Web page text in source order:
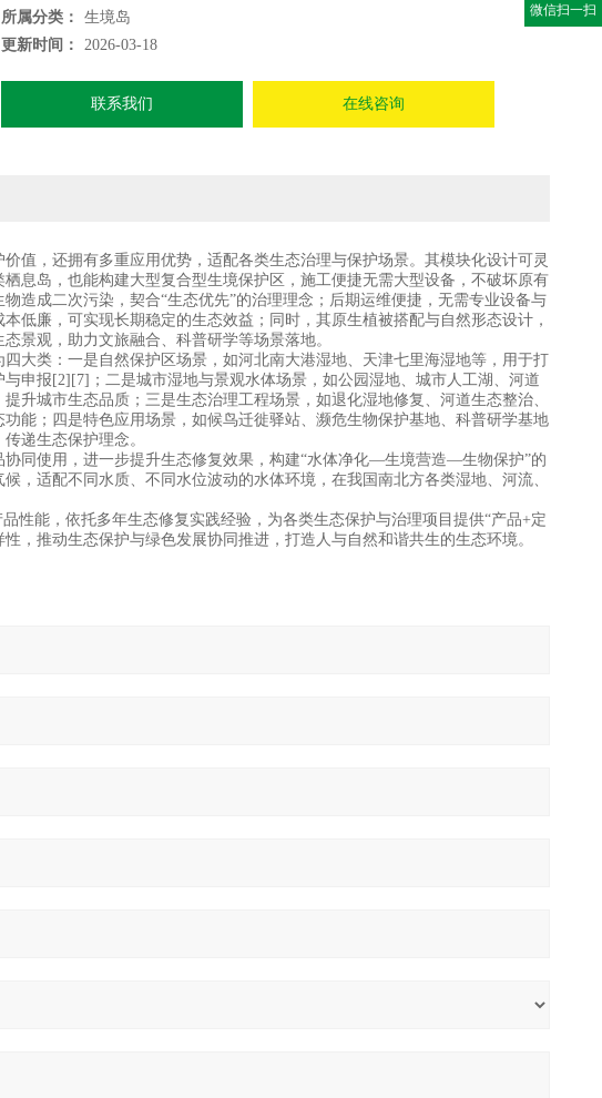
所属分类：
生境岛
更新时间：
2026-03-18
联系我们 在线咨询
值，还拥有多重应用优势，适配各类生态治理与保护场景。其模块化设计可灵
息岛，也能构建大型复合型生境保护区，施工便捷无需大型设备，不破坏原有
造成二次污染，契合“生态优先”的治理理念；后期运维便捷，无需专业设备与
低廉，可实现长期稳定的生态效益；同时，其原生植被搭配与自然形态设计，
景观，助力文旅融合、科普研学等场景落地。
大类：一是自然保护区场景，如河北南大港湿地、天津七里海湿地等，用于打
申报[2][7]；二是城市湿地与景观水体场景，如公园湿地、城市人工湖、河道
升城市生态品质；三是生态治理工程场景，如退化湿地修复、河道生态整治、
能；四是特色应用场景，如候鸟迁徙驿站、濒危生物保护基地、科普研学基地
递生态保护理念。
同使用，进一步提升生态修复效果，构建“水体净化—生境营造—生物保护”的
，适配不同水质、不同水位波动的水体环境，在我国南北方各类湿地、河流、
性能，依托多年生态修复实践经验，为各类生态保护与治理项目提供“产品+定
，推动生态保护与绿色发展协同推进，打造人与自然和谐共生的生态环境。
微信扫一扫